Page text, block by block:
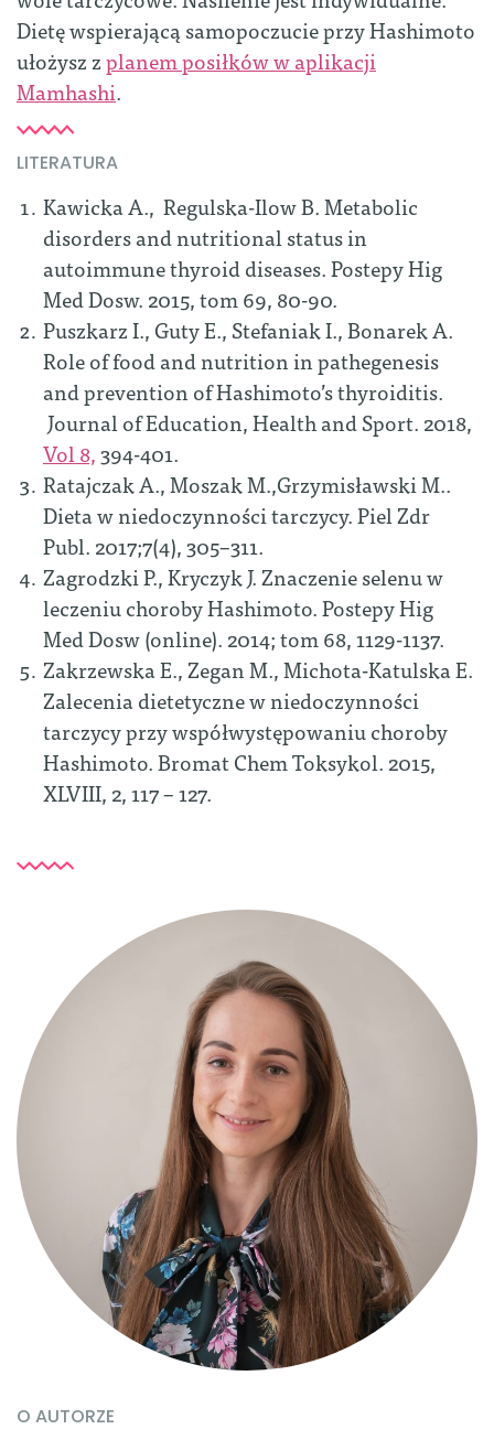
Dietę wspierającą samopoczucie przy Hashimoto
ułożysz zplanem posiłków w aplikacji
Mamhashi.
LITERATURA
Kawicka A., Regulska-Ilow B. Metabolic
disorders and nutritional status in
autoimmune thyroid diseases. Postepy Hig
Med Dosw. 2015, tom 69, 80-90.
Puszkarz I., Guty E., Stefaniak I., Bonarek A.
Role of food and nutrition in pathegenesis
and prevention of Hashimoto’s thyroiditis.
Journal of Education, Health and Sport. 2018,
Vol 8,394-401.
Ratajczak A., Moszak M.,Grzymisławski M..
Dieta w niedoczynności tarczycy. Piel Zdr
Publ. 2017;7(4), 305–311.
Zagrodzki P., Kryczyk J. Znaczenie selenu w
leczeniu choroby Hashimoto. Postepy Hig
Med Dosw (online). 2014; tom 68, 1129-1137.
Zakrzewska E., Zegan M., Michota-Katulska E.
Zalecenia dietetyczne w niedoczynności
tarczycy przy współwystępowaniu choroby
Hashimoto.Bromat Chem Toksykol. 2015,
XLVIII, 2, 117 – 127.
O AUTORZE